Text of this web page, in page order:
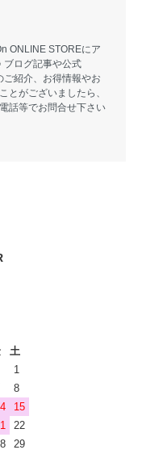
ONLINE STOREにア
ブログ記事や公式
紹介、お得情報やお
とがございましたら、
話等でお問合せ下さい
土
1
8
15
22
29